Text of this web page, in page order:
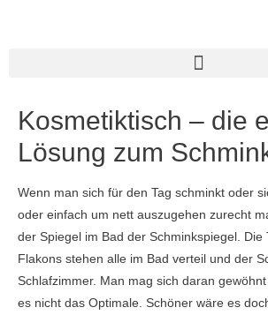
Kosmetiktisch – die
Lösung zum
Wenn man sich für den Tag schminkt oder
oder einfach um nett auszugehen zurecht
der Spiegel im Bad der Schminkspiegel. Die
Flakons stehen alle im Bad verteil und der
Schlafzimmer. Man mag sich daran
es nicht das Optimale. Schöner wäre es